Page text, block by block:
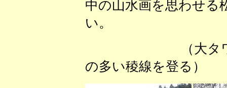
中の山水画を思わせる
い。
（大タ
の多い稜線を登る）